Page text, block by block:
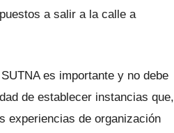
a salir a la calle a
es importante y no debe
de establecer instancias que,
experiencias de organización